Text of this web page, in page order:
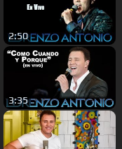
2:50
3:35